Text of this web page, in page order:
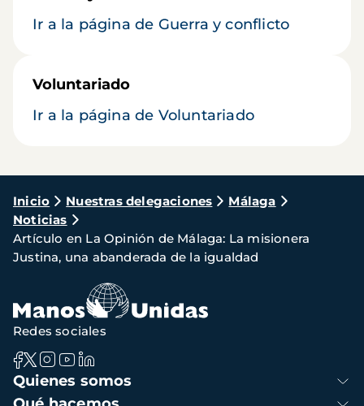
Ir a la página de Guerra y conflicto
Voluntariado
Ir a la página de Voluntariado
Ruta
de
navegación
Inicio Nuestras delegaciones
Málaga
Noticias
Artículo en La Opinión de Málaga: La misionera
Justina, una abanderada de la igualdad
Navegación
principal
Quienes somos
Redes sociales